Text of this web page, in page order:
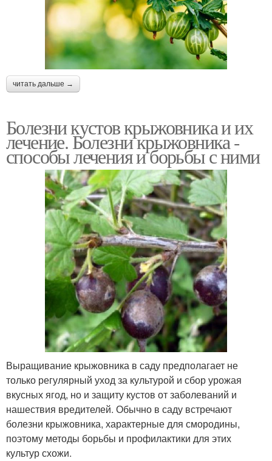
читать дальше →
Болезни кустов крыжовника и их
лечение. Болезни крыжовника -
способы лечения и борьбы с ними
Выращивание крыжовника в саду предполагает не
только регулярный уход за культурой и сбор урожая
вкусных ягод, но и защиту кустов от заболеваний и
нашествия вредителей. Обычно в саду встречают
болезни крыжовника, характерные для смородины,
поэтому методы борьбы и профилактики для этих
культур схожи.